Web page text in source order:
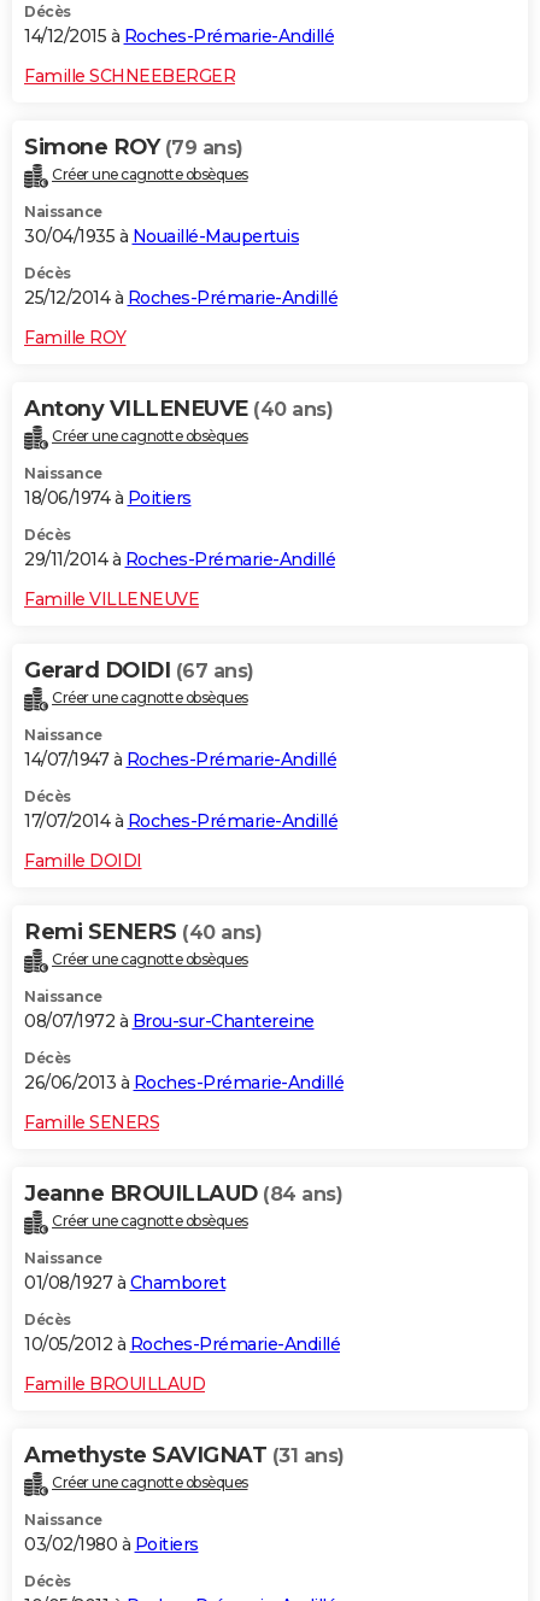
Décès
14/12/2015 à Roches-Prémarie-Andillé
Famille SCHNEEBERGER
Simone ROY (79 ans)
Créer une cagnotte obsèques
Naissance
30/04/1935 à Nouaillé-Maupertuis
Décès
25/12/2014 à Roches-Prémarie-Andillé
Famille ROY
Antony VILLENEUVE (40 ans)
Créer une cagnotte obsèques
Naissance
18/06/1974 à Poitiers
Décès
29/11/2014 à Roches-Prémarie-Andillé
Famille VILLENEUVE
Gerard DOIDI (67 ans)
Créer une cagnotte obsèques
Naissance
14/07/1947 à Roches-Prémarie-Andillé
Décès
17/07/2014 à Roches-Prémarie-Andillé
Famille DOIDI
Remi SENERS (40 ans)
Créer une cagnotte obsèques
Naissance
08/07/1972 à Brou-sur-Chantereine
Décès
26/06/2013 à Roches-Prémarie-Andillé
Famille SENERS
Jeanne BROUILLAUD (84 ans)
Créer une cagnotte obsèques
Naissance
01/08/1927 à Chamboret
Décès
10/05/2012 à Roches-Prémarie-Andillé
Famille BROUILLAUD
Amethyste SAVIGNAT (31 ans)
Créer une cagnotte obsèques
Naissance
03/02/1980 à Poitiers
Décès